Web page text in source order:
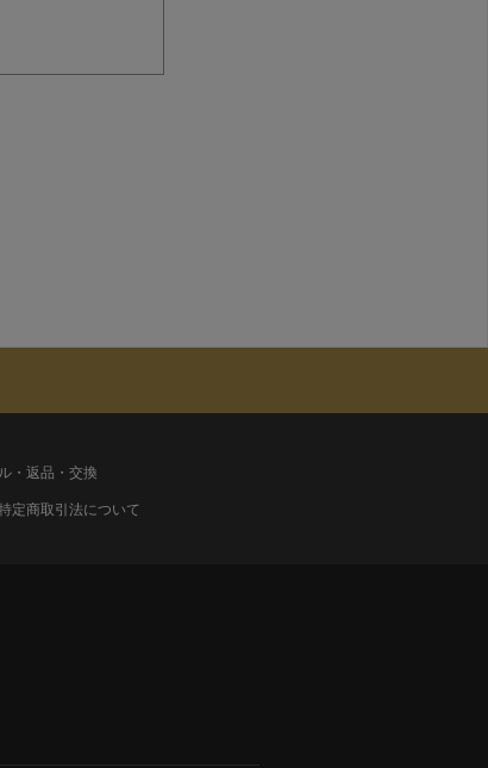
・返品・交換
定商取引法について